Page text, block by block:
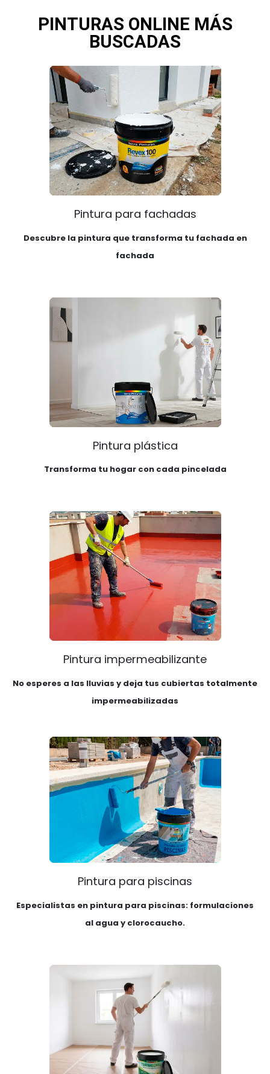
PINTURAS ONLINE MÁS
BUSCADAS
Pintura para fachadas
Descubre la pintura que transforma tu fachada en
fachada
Pintura plástica
Transforma tu hogar con cada pincelada
Pintura impermeabilizante
No esperes a las lluvias y deja tus cubiertas totalmente
impermeabilizadas
Pintura para piscinas
Especialistas en pintura para piscinas: formulaciones
al agua y clorocaucho.